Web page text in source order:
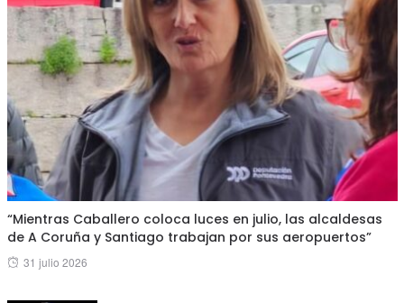
“Mientras Caballero coloca luces en julio, las alcaldesas
de A Coruña y Santiago trabajan por sus aeropuertos”
Posted
31 julio 2026